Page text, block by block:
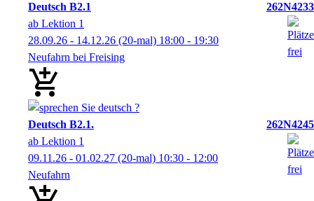
Deutsch B2.1
262N4233
ab Lektion 1
28.09.26 - 14.12.26 (20-mal) 18:00 - 19:30
Neufahrn bei Freising
Deutsch B2.1.
262N4245
ab Lektion 1
09.11.26 - 01.02.27 (20-mal) 10:30 - 12:00
Neufahrn